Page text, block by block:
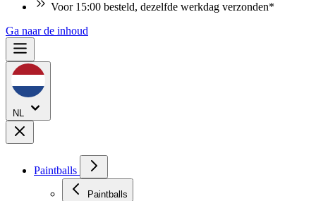
Voor 15:00 besteld, dezelfde werkdag verzonden*
Ga naar de inhoud
NL
Paintballs
Paintballs